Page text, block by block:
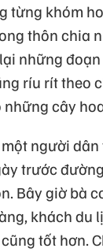
từng khóm
thôn chia
những
ríu rít theo
cây
người
trước
Bây giờ bà
khách du
tốt hơn.